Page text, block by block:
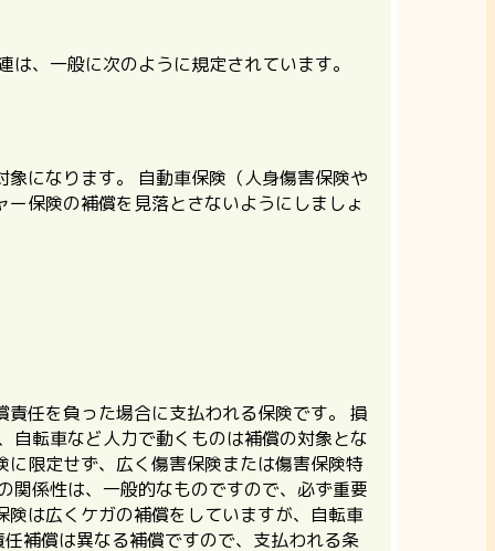
、一般に次のように規定されています。
になります。
自動車保険（人身傷害保険や
保険の補償を見落とさないようにしましょ
任を負った場合に支払われる保険です。
損
自転車など人力で動くものは補償の対象とな
限定せず、広く傷害保険または傷害保険特
係性は、一般的なものですので、 必ず重要
は広くケガの補償をしていますが、自転車
補償は異なる補償ですので、支払われる条